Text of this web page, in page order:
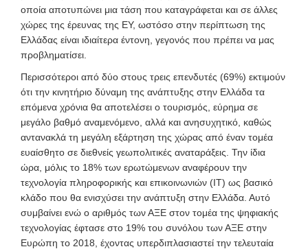
οποία αποτυπώνει μια τάση που καταγράφεται και σε άλλες
χώρες της έρευνας της ΕΥ, ωστόσο στην περίπτωση της
Ελλάδας είναι ιδιαίτερα έντονη, γεγονός που πρέπει να μας
προβληματίσει.
Περισσότεροι από δύο στους τρεις επενδυτές (69%) εκτιμούν
ότι την κινητήριο δύναμη της ανάπτυξης στην Ελλάδα τα
επόμενα χρόνια θα αποτελέσει ο τουρισμός, εύρημα σε
μεγάλο βαθμό αναμενόμενο, αλλά και ανησυχητικό, καθώς
αντανακλά τη μεγάλη εξάρτηση της χώρας από έναν τομέα
ευαίσθητο σε διεθνείς γεωπολιτικές αναταράξεις. Την ίδια
ώρα, μόλις το 18% των ερωτώμενων αναφέρουν την
τεχνολογία πληροφορικής και επικοινωνιών (ΙΤ) ως βασικό
κλάδο που θα ενισχύσει την ανάπτυξη στην Ελλάδα. Αυτό
συμβαίνει ενώ ο αριθμός των ΑΞΕ στον τομέα της ψηφιακής
τεχνολογίας έφτασε στο 19% του συνόλου των ΑΞΕ στην
Ευρώπη το 2018, έχοντας υπερδιπλασιαστεί την τελευταία